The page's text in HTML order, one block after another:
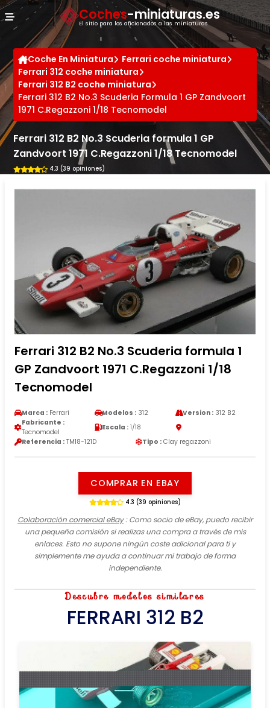
Coches-miniaturas.es
El sitio para los aficionados a las miniaturas
Coche En Miniatura
Ferrari coche miniatura
Ferrari 312 coche miniatura
Ferrari 312 B2 coche miniatura
Ferrari 312 B2 No.3 Scuderia Formula 1 GP Zandvoort
1971 C.Regazzoni 1/18 Tecnomodel
Ferrari 312 B2 No.3 Scuderia formula 1 GP
Zandvoort 1971 C.Regazzoni 1/18 Tecnomodel
4.3 (39 opiniones)
Ferrari 312 B2 No.3 Scuderia formula 1
GP Zandvoort 1971 C.Regazzoni 1/18
Tecnomodel
Marca : Ferrari Modelos : 312 Version :312 B2
Fabricante :
Tecnomodel
Escala : 1/18
Referencia : TM18-121D Tipo : Clay regazzoni
COMPRAR EN EBAY
4.3 (39 opiniones)
Colaboración comercial eBay: Como socio de eBay, puedo recibir
una pequeña comisión si realizas una compra a través de mis
enlaces. Esto no supone ningún coste adicional para ti y
simplemente me ayuda a continuar mi trabajo de forma
independiente.
Descubre modelos similares
FERRARI 312 B2
Panel de gestión de cookies